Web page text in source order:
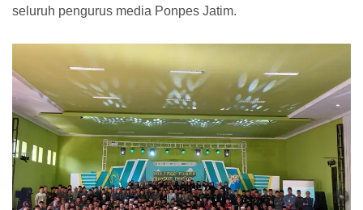
seluruh pengurus media Ponpes Jatim.